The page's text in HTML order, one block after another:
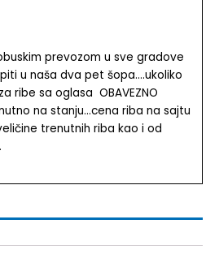
prevozom u sve gradove
u naša dva pet šopa….ukoliko
ribe sa oglasa OBAVEZNO
na stanju…cena riba na sajtu
trenutnih riba kao i od